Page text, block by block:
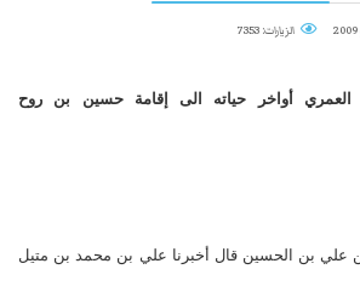
الزيارات: 7353
أواخر حياته الى إقامة حسين بن روح
علي بن الحسين قال أخبرنا علي بن محمد بن متيل